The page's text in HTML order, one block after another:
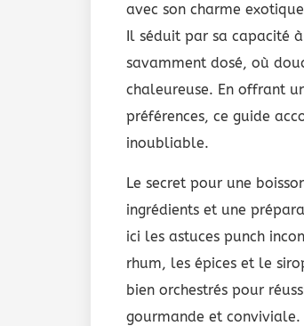
avec son charme
Il séduit par sa capacité
savamment dosé, où
chaleureuse. En offrant
préférences, ce guide
inoubliable.
Le secret pour une
ingrédients et une
ici les astuces punch
rhum, les épices et le
bien orchestrés pour
gourmande et conviviale.